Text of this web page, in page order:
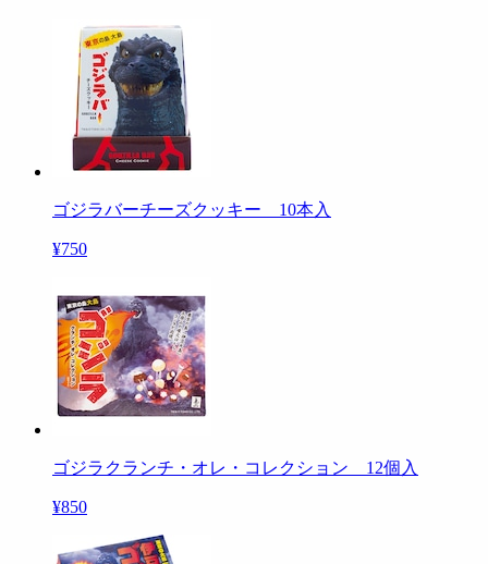
ゴジラバーチーズクッキー 10本入
¥750
ゴジラクランチ・オレ・コレクション 12個入
¥850